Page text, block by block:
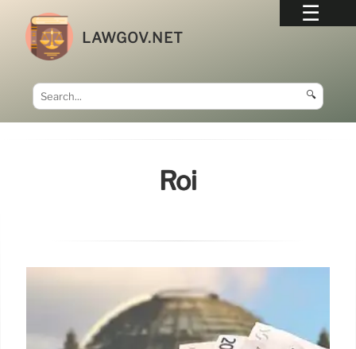
LAWGOV.NET
🔍
Roi